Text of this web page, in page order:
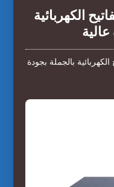
الكهربائية
بالجملة بجودة